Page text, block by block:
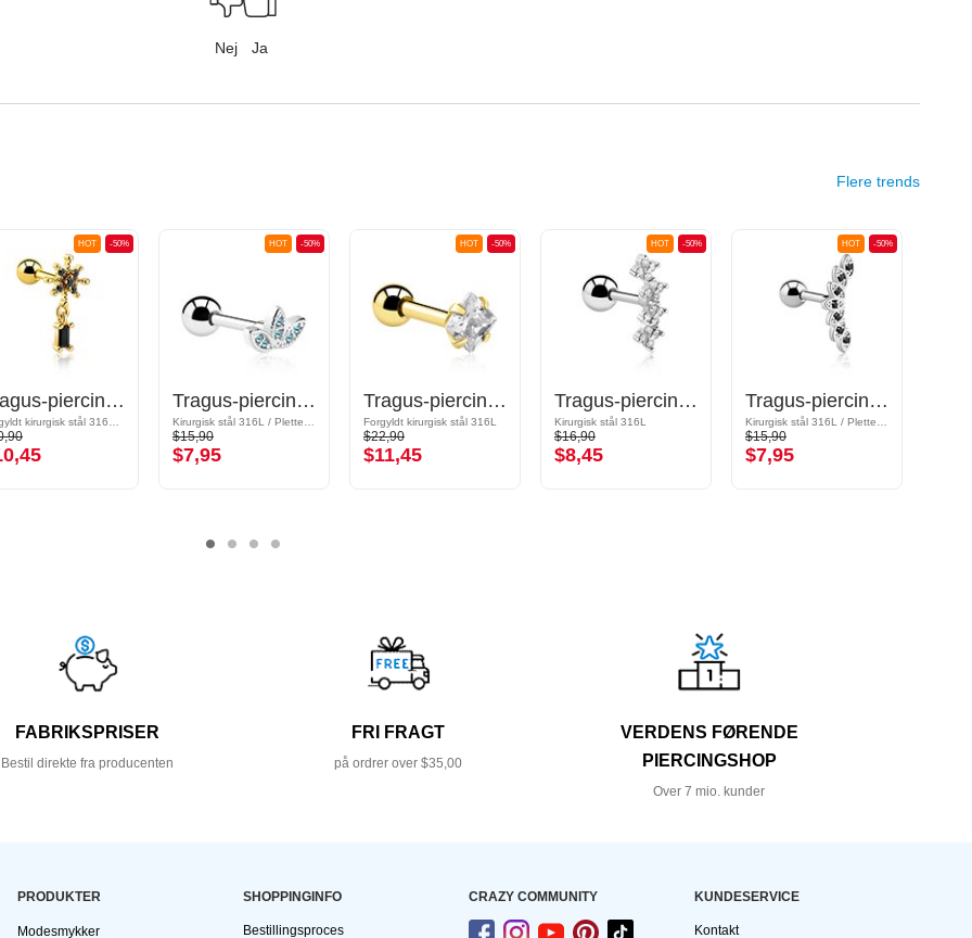
Nej Ja
Flere trends
-50%
HOT
Tragus-piercing med krystaller
-50%
HOT
Tragus-piercing med krystaller
$15,90
$7,95
-50%
HOT
Tragus-piercing med Krystalsten
Forgyldt kirurgisk stål 316L
$22,90
$11,45
-50%
HOT
Tragus-piercing med krystaller
Kirurgisk stål 316L
$16,90
$8,45
-50%
HOT
Tragus-piercing med krystaller
$15,90
$7,95
FABRIKSPRISER
Bestil direkte fra producenten
FRI FRAGT
på ordrer over $35,00
VERDENS FØRENDE
PIERCINGSHOP
Over 7 mio. kunder
PRODUKTER
Modesmykker
SHOPPINGINFO
Bestillingsproces
CRAZY COMMUNITY KUNDESERVICE
Kontakt